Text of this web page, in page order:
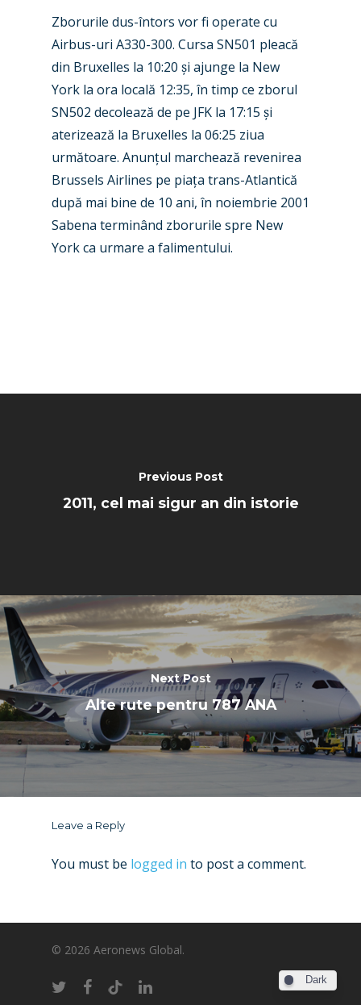
Zborurile dus-întors vor fi operate cu
Airbus-uri A330-300. Cursa SN501 pleacă
din Bruxelles la 10:20 și ajunge la New
York la ora locală 12:35, în timp ce zborul
SN502 decolează de pe JFK la 17:15 și
aterizează la Bruxelles la 06:25 ziua
următoare. Anunțul marchează revenirea
Brussels Airlines pe piața trans-Atlantică
după mai bine de 10 ani, în noiembrie 2001
Sabena terminând zborurile spre New
York ca urmare a falimentului.
Previous Post
2011, cel mai sigur an din istorie
Next Post
Alte rute pentru 787 ANA
Leave a Reply
You must be logged in to post a comment.
© 2026 Aeronews Global.
New Routes
Industry
Accidents / Incidents
Airshows
Paris 2025
Business Jets
Military
Contact
Dark